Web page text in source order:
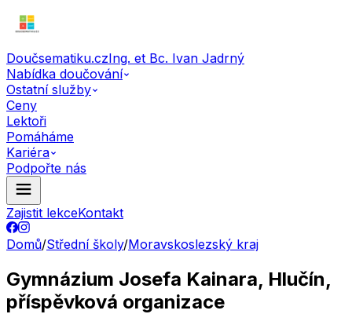
Doučsematiku.czIng. et Bc. Ivan Jadrný
Nabídka doučování
Ostatní služby
Ceny
Lektoři
Pomáháme
Kariéra
Podpořte nás
Zajistit lekceKontakt
Domů/Střední školy/Moravskoslezský kraj
Gymnázium Josefa Kainara, Hlučín,
příspěvková organizace